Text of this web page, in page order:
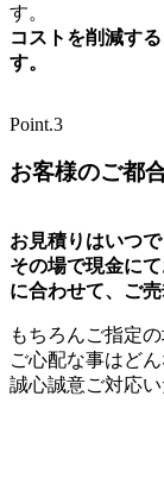
す。
コストを削減す
す。
Point.3
お客様のご都
お見積りはいつ
その場で現金に
に合わせて、ご
もちろんご指定
ご心配な事はど
誠心誠意ご対応